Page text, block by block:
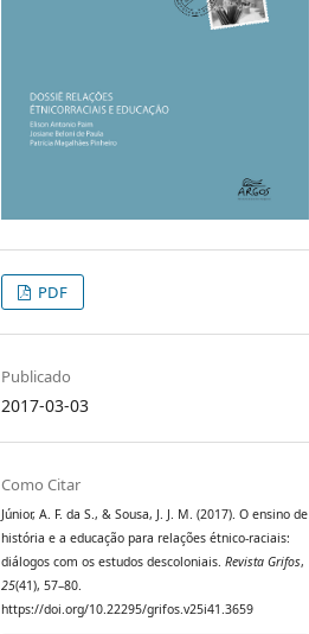
PDF
Publicado
2017-03-03
Como Citar
Júnior, A. F. da S., & Sousa, J. J. M. (2017). O ensino de
história e a educação para relações étnico-raciais:
diálogos com os estudos descoloniais.Revista Grifos,
25(41), 57–80.
https://doi.org/10.22295/grifos.v25i41.3659